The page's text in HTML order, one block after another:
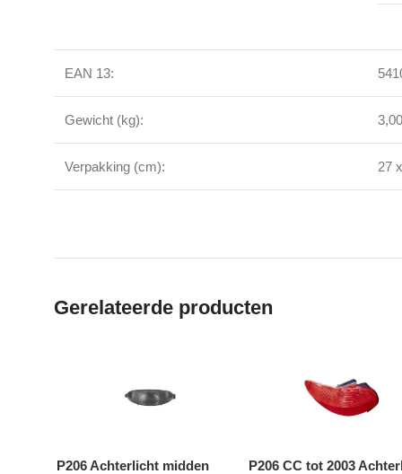
EAN 13:
Gewicht (kg):
Verpakking (cm): 27
Gerelateerde producten
P206 Achterlicht midden
P206 CC tot 2003